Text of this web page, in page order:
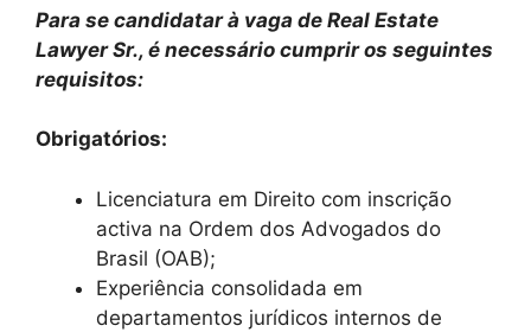
Para se candidatar à vaga de Real Estate
Lawyer Sr., é necessário cumprir os seguintes
requisitos:
Obrigatórios:
Licenciatura em Direito com inscrição
activa na Ordem dos Advogados do
Brasil (OAB);
Experiência consolidada em
departamentos jurídicos internos de